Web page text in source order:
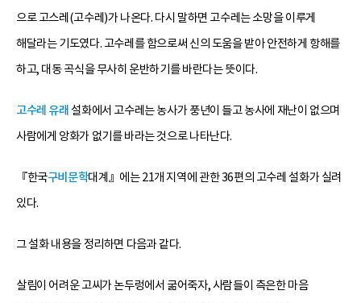
으로 고스레(고수레)가 나온다. 다시 말하면 고수레는 소망을 이루게
해달라는 기도였다. 고수레를 함으로써 신의 도움을 받아 안전하게 항해를
하고, 대동 곡식을 무사히 운반하기를 바란다는 뜻이다.
고수레 유래 설화에서 고수레는 농사가 풍년이 들고 농사에 재난이 없으며
사람에게 앙화가 없기를 바라는 것으로 나타난다.
『한국구비문학대계』에는 21개 지역에 관한 36편의 고수레 설화가 실려
있다.
그 설화 내용을 정리하면 다음과 같다.
살림이 어려운 고씨가 논두렁에서 굶어죽자, 사람들이 측은한 마음